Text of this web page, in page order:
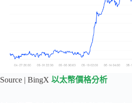
Source | BingX 以太幣價格分析